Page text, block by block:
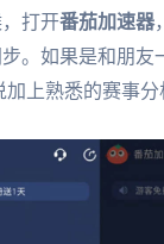
打开番茄加速器
。如果是和朋
上熟悉的赛事